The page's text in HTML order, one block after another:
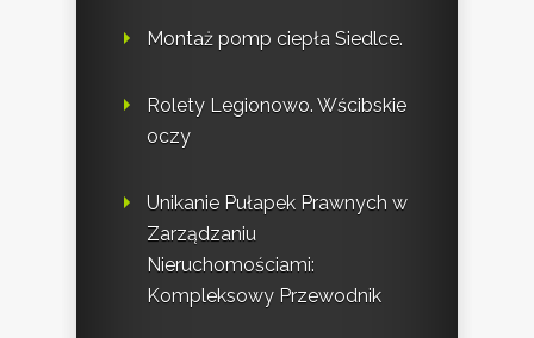
Montaż pomp ciepła Siedlce.
Rolety Legionowo. Wścibskie
oczy
Unikanie Pułapek Prawnych w
Zarządzaniu
Nieruchomościami:
Kompleksowy Przewodnik